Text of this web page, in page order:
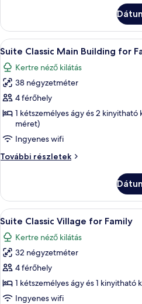
Family
Family
további
részletei
A
következő
szoba
összes
képének
megtekintése:
Suite
Classic
Main
Family
11
Suite Classic Main Building for
Kertre néző kilátás
38 négyzetméter
4 férőhely
1 kétszemélyes ágy és 2
méret)
Ingyenes wifi
További részletek
Suite
for
Family
további
A
következő
szoba
összes
képének
megtekintése:
Suite
12
Suite Classic Village for Family
Kertre néző kilátás
32 négyzetméter
4 férőhely
1 kétszemélyes ágy és 1
Ingyenes wifi